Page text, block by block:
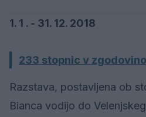
1. 1 . - 31. 12. 2018
233 stopnic v zgodovino
Razstava, postavljena ob
Bianca vodijo do